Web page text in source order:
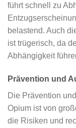
führt schnell zu
belastend. Auch
ist trügerisch, da
Abhängigkeit
Prävention und
Die Prävention
Opium ist von
die Risiken und